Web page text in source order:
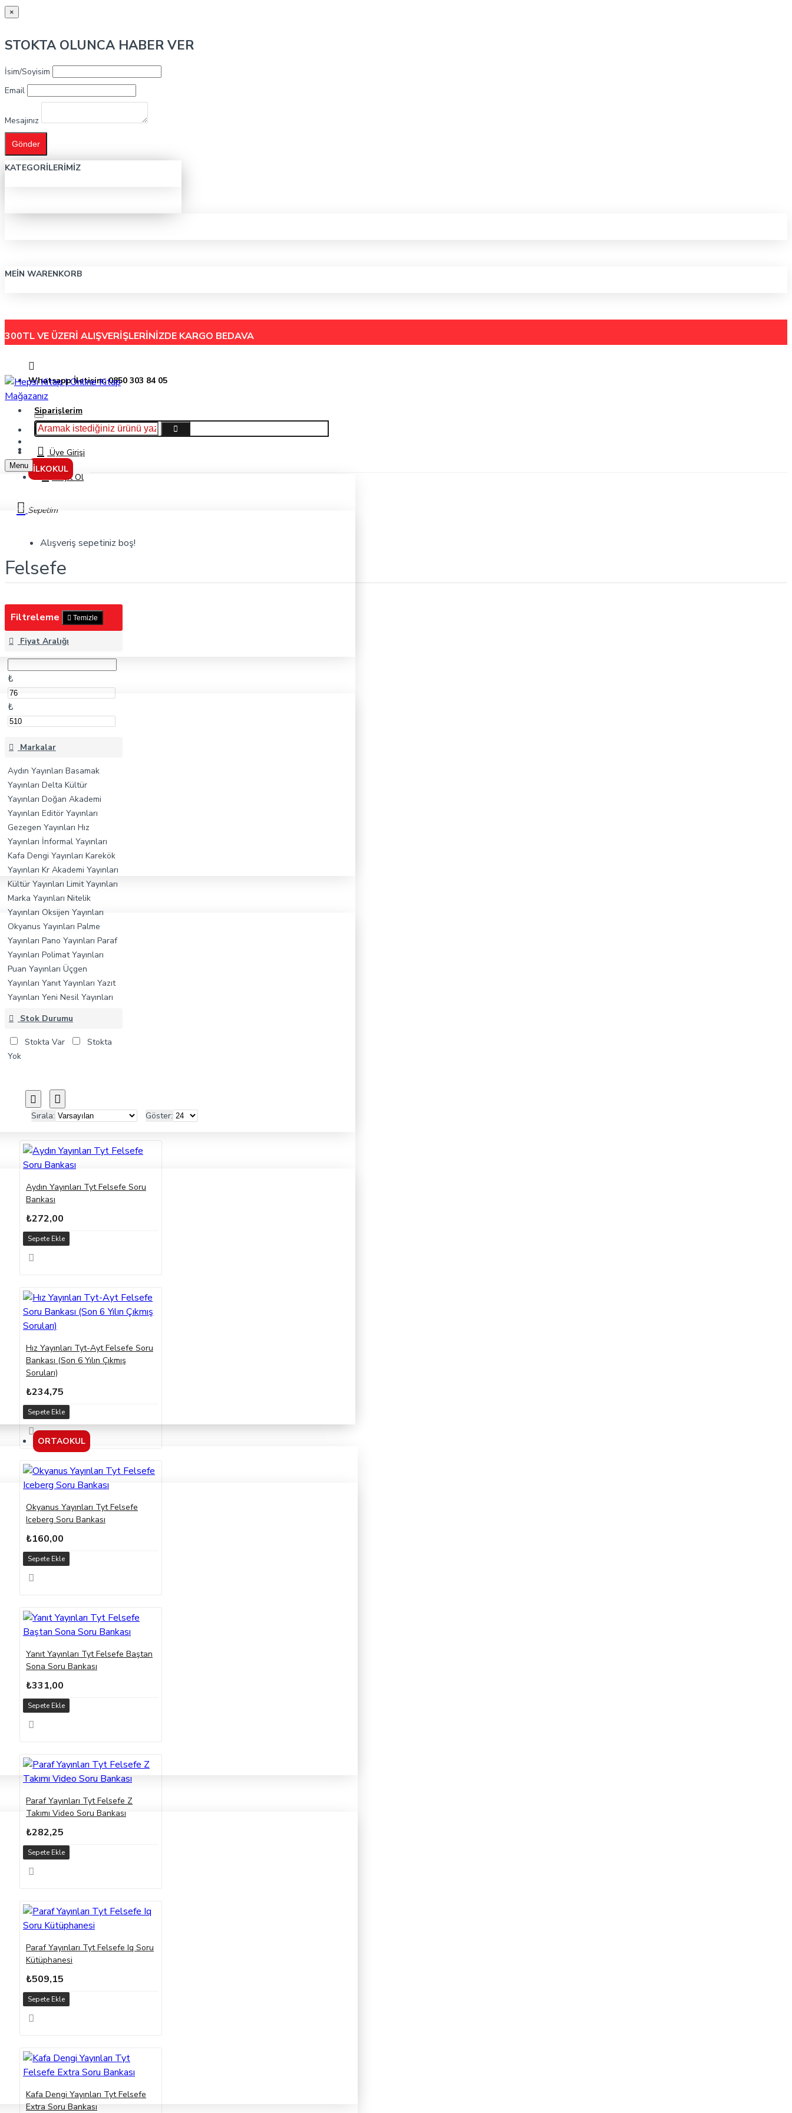
×
STOKTA OLUNCA HABER VER
İsim/Soyisim
Email
Mesajınız
Gönder
KATEGORILERIMIZ
MEIN WARENKORB
300TL VE ÜZERİ ALIŞVERİŞLERİNİZDE KARGO BEDAVA
Whatsapp İletişim: 0850 303 84 05
Siparişlerim
Hakkımızda
İletişimÜye Girişi
Kayıt Ol
Sepetim
Alışveriş sepetiniz boş!
İLKOKUL
ORTAOKUL
Menu
Yardımcı Kaynak
Felsefe
Filtreleme Temizle
Fiyat Aralığı
₺
₺
Markalar
Aydın Yayınları Basamak
Yayınları Delta Kültür
Yayınları Doğan Akademi
Yayınları Editör Yayınları
Gezegen Yayınları Hız
Yayınları İnformal Yayınları
Kafa Dengi Yayınları Karekök
Yayınları Kr Akademi Yayınları
Kültür Yayınları Limit Yayınları
Marka Yayınları Nitelik
Yayınları Oksijen Yayınları
Okyanus Yayınları Palme
Yayınları Pano Yayınları Paraf
Yayınları Polimat Yayınları
Puan Yayınları Üçgen
Yayınları Yanıt Yayınları Yazıt
Yayınları Yeni Nesil Yayınları
Stok Durumu
Stokta Var
Stokta
Yok
Sırala: Göster:
Aydın Yayınları Tyt Felsefe Soru
Bankası
₺272,00
Sepete Ekle
Hız Yayınları Tyt-Ayt Felsefe Soru
Bankası (Son 6 Yılın Çıkmış
Soruları)
₺234,75
Sepete Ekle
Okyanus Yayınları Tyt Felsefe
Iceberg Soru Bankası
₺160,00
Sepete Ekle
Yanıt Yayınları Tyt Felsefe Baştan
Sona Soru Bankası
₺331,00
Sepete Ekle
Paraf Yayınları Tyt Felsefe Z
Takımı Video Soru Bankası
₺282,25
Sepete Ekle
Paraf Yayınları Tyt Felsefe Iq Soru
Kütüphanesi
₺509,15
Sepete Ekle
Kafa Dengi Yayınları Tyt Felsefe
Extra Soru Bankası